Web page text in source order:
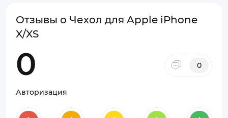
Отзывы о Чехол для Apple iPhone
X/XS
0 0
Авторизация